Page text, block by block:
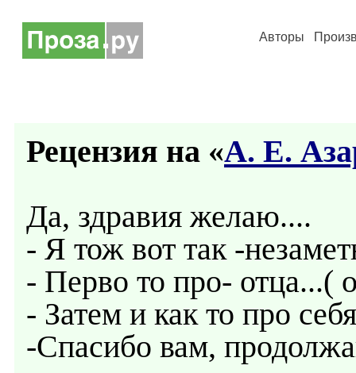
Авторы
Рецензия на «А. Е.
Да, здравия желаю....
- Я тож вот так -
- Перво то про- отца...(
- Затем и как то про
-Спасибо вам,